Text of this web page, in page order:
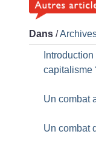
Dans /
capitalisme
Un combat
Un combat